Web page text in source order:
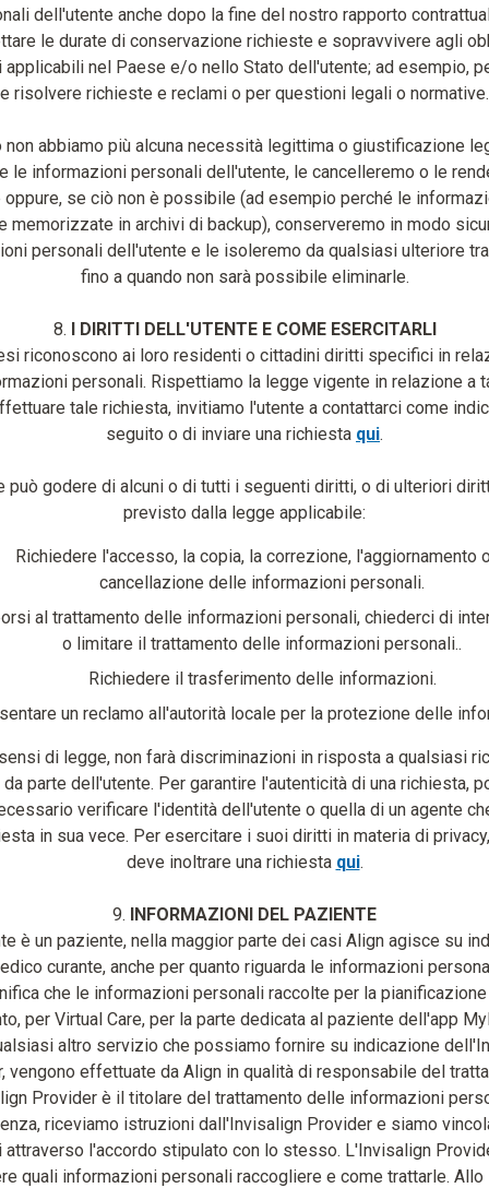
dell'utente anche dopo la fine del nostro rapporto
le durate di conservazione richieste e sopravvivere agli
applicabili nel Paese e/o nello Stato dell'utente; ad esempio,
e risolvere richieste e reclami o per questioni legali o normative.
non abbiamo più alcuna necessità legittima o giustificazione
le informazioni personali dell'utente, le cancelleremo o le
oppure, se ciò non è possibile (ad esempio perché le
memorizzate in archivi di backup), conserveremo in modo
personali dell'utente e le isoleremo da qualsiasi ulteriore
fino a quando non sarà possibile eliminarle.
8. I DIRITTI DELL'UTENTE E COME ESERCITARLI
riconoscono ai loro residenti o cittadini diritti specifici in
personali. Rispettiamo la legge vigente in relazione a
tale richiesta, invitiamo l'utente a contattarci come
seguito o di inviare una richiesta qui.
può godere di alcuni o di tutti i seguenti diritti, o di ulteriori
previsto dalla legge applicabile:
Richiedere l'accesso, la copia, la correzione, l'aggiornamento
cancellazione delle informazioni personali.
al trattamento delle informazioni personali, chiederci di
o limitare il trattamento delle informazioni personali..
Richiedere il trasferimento delle informazioni.
un reclamo all'autorità locale per la protezione delle
di legge, non farà discriminazioni in risposta a qualsiasi
parte dell'utente. Per garantire l'autenticità di una richiesta,
verificare l'identità dell'utente o quella di un agente
in sua vece. Per esercitare i suoi diritti in materia di
deve inoltrare una richiesta qui.
9. INFORMAZIONI DEL PAZIENTE
è un paziente, nella maggior parte dei casi Align agisce su
curante, anche per quanto riguarda le informazioni
che le informazioni personali raccolte per la
per Virtual Care, per la parte dedicata al paziente dell'app
altro servizio che possiamo fornire su indicazione
vengono effettuate da Align in qualità di responsabile del
Provider è il titolare del trattamento delle informazioni
riceviamo istruzioni dall'Invisalign Provider e siamo
attraverso l'accordo stipulato con lo stesso. L'Invisalign
quali informazioni personali raccogliere e come trattarle.